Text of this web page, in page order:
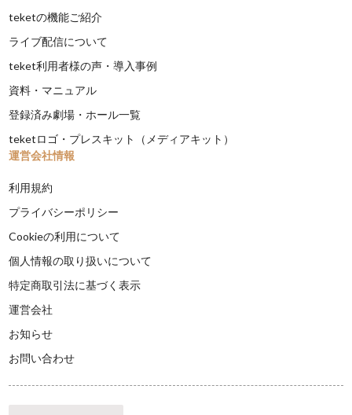
teketの機能ご紹介
ライブ配信について
teket利用者様の声・導入事例
資料・マニュアル
登録済み劇場・ホール一覧
teketロゴ・プレスキット（メディアキット）
運営会社情報
利用規約
プライバシーポリシー
Cookieの利用について
個人情報の取り扱いについて
特定商取引法に基づく表示
運営会社
お知らせ
お問い合わせ